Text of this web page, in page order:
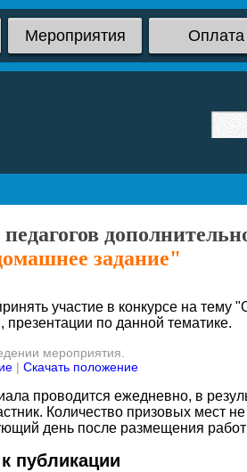
Мероприятия Оплата
задание"
участие в конкурсе на
по данной тематике.
мероприятия.
| Скачать положение
проводится ежедневно, в
Количество призовых мест
день после размещения
публикации